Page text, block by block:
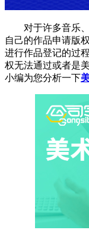
对于许多音乐
自己的作品申请版
进行作品登记的过
权无法通过或者是
小编为您分析一下